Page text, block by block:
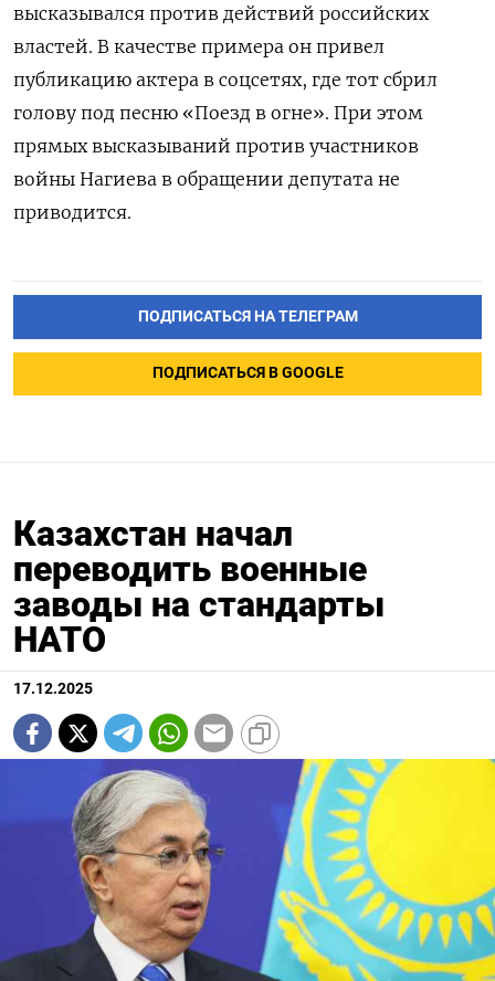
высказывался против действий российских
властей. В качестве примера он привел
публикацию актера в соцсетях, где тот сбрил
голову под песню «Поезд в огне». При этом
прямых высказываний против участников
войны Нагиева в обращении депутата не
приводится.
ПОДПИСАТЬСЯ НА ТЕЛЕГРАМ
ПОДПИСАТЬСЯ В GOOGLE
Казахстан начал
переводить военные
заводы на стандарты
НАТО
17.12.2025